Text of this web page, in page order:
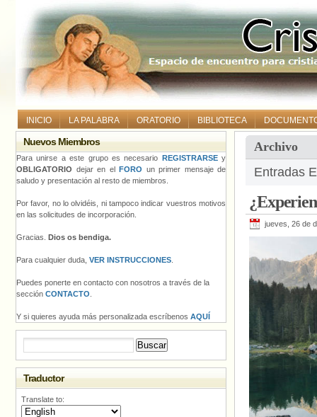
INICIO LA PALABRA ORATORIO BIBLIOTECA
Archivo
Entradas
jueves, 26 de
Nuevos Miembros
Para unirse a este grupo es necesario REGISTRARSEy
OBLIGATORIO dejar en el FORO un primer mensaje de
saludo y presentación al resto de miembros.
Por favor, no lo olvidéis, ni tampoco indicar vuestros motivos
en las solicitudes de incorporación.
Gracias. Dios os bendiga.
Para cualquier duda, VER INSTRUCCIONES
Puedes ponerte en contacto con nosotros a través de la
sección CONTACTO
Y si quieres ayuda más personalizada escríbenos AQUÍ
Traductor
Translate to: